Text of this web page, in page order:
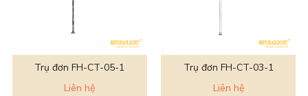
Trụ đơn FH-CT-05-1
Liên hệ
Trụ đơn FH-CT-03-1
Liên hệ